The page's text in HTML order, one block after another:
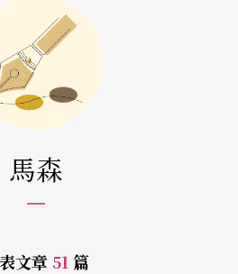
馬森
文章 51 篇